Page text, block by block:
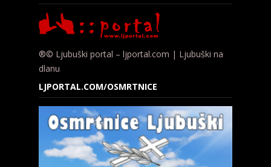
®© Ljubuški portal – ljportal.com | Ljubuški na
dlanu
LJPORTAL.COM/OSMRTNICE